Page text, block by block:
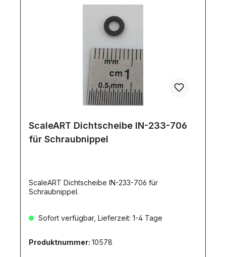
ScaleART Dichtscheibe IN-233-706
für Schraubnippel
ScaleART Dichtscheibe IN-233-706 für
Schraubnippel.
Sofort verfügbar, Lieferzeit: 1-4 Tage
Produktnummer: 10578